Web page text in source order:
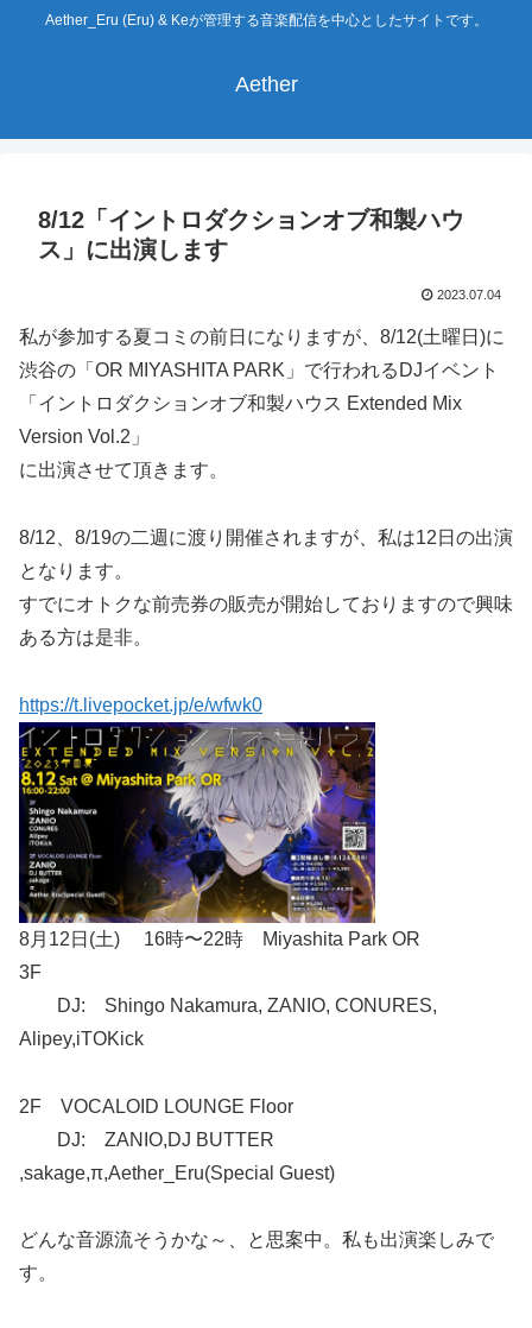
Aether_Eru (Eru) & Keが管理する音楽配信を中心としたサイトです。
Aether
8/12「イントロダクションオブ和製ハウ
ス」に出演します
2023.07.04
私が参加する夏コミの前日になりますが、8/12(土曜日)に
渋谷の「OR MIYASHITA PARK」で行われるDJイベント
「イントロダクションオブ和製ハウス Extended Mix
Version Vol.2」
に出演させて頂きます。
8/12、8/19の二週に渡り開催されますが、私は12日の出演
となります。
すでにオトクな前売券の販売が開始しておりますので興味
ある方は是非。
https://t.livepocket.jp/e/wfwk0
8月12日(土) 16時〜22時 Miyashita Park OR
3F
DJ: Shingo Nakamura, ZANIO, CONURES,
Alipey,iTOKick
2F VOCALOID LOUNGE Floor
DJ: ZANIO,DJ BUTTER
,sakage,π,Aether_Eru(Special Guest)
どんな音源流そうかな～、と思案中。私も出演楽しみで
す。